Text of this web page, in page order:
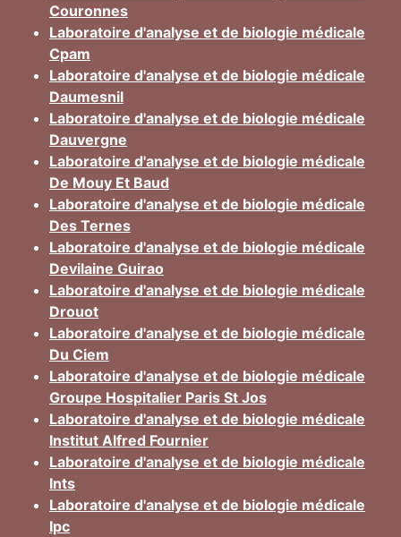
Couronnes
Laboratoire d'analyse et de biologie médicale
Cpam
Laboratoire d'analyse et de biologie médicale
Daumesnil
Laboratoire d'analyse et de biologie médicale
Dauvergne
Laboratoire d'analyse et de biologie médicale
De Mouy Et Baud
Laboratoire d'analyse et de biologie médicale
Des Ternes
Laboratoire d'analyse et de biologie médicale
Devilaine Guirao
Laboratoire d'analyse et de biologie médicale
Drouot
Laboratoire d'analyse et de biologie médicale
Du Ciem
Laboratoire d'analyse et de biologie médicale
Groupe Hospitalier Paris St Jos
Laboratoire d'analyse et de biologie médicale
Institut Alfred Fournier
Laboratoire d'analyse et de biologie médicale
Ints
Laboratoire d'analyse et de biologie médicale
Ipc